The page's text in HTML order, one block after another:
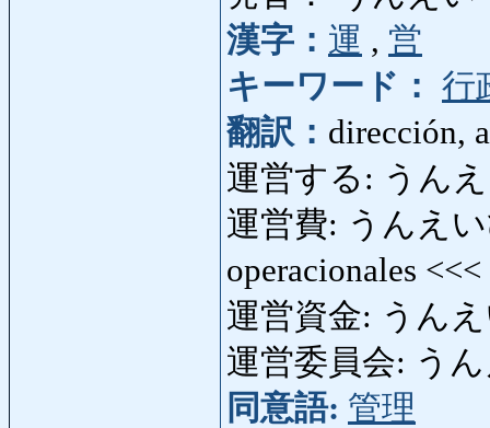
漢字： 運 , 営
キーワード： 行
翻訳： dirección,
運営する: うん
運営費: うんえい
operacionales <<<
運営資金: うん
運営委員会: う
同意語: 管理